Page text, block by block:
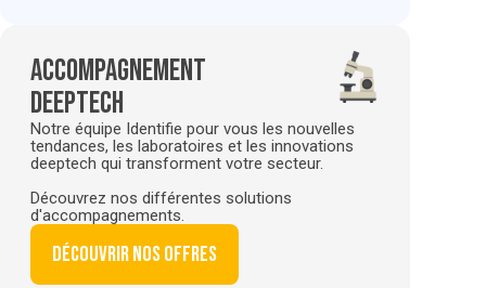
Accompagnement
deeptech
Notre équipe Identifie pour vous les nouvelles
tendances, les laboratoires et les innovations
deeptech qui transforment votre secteur.
Découvrez nos différentes solutions
d'accompagnements.
Découvrir nos offres